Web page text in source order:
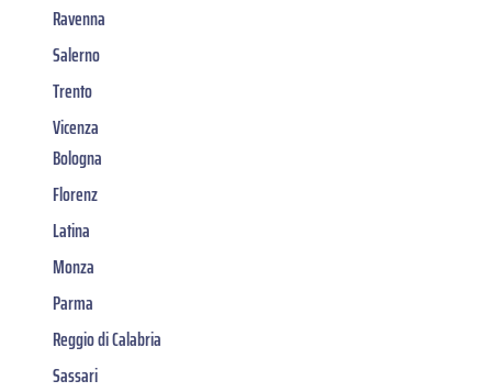
Ravenna
Salerno
Trento
Vicenza
Bologna
Florenz
Latina
Monza
Parma
Reggio di Calabria
Sassari